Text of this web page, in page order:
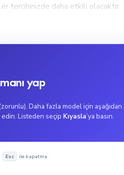
tercihinizde daha etkili olacaktır.
150cc motor hacmiyle yüksek
14Nm tork gücü ile güçlü bir
değeri ile şehir içi kullanımda
ani hızlanma gerektiren
MOJITO 50, Scooter
yap
Daha fazla model için aşağıdan
Listeden seçip Kıyasla’ya basın.
Esc ile kapatma.